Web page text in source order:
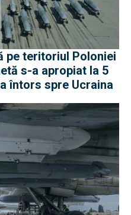
pe teritoriul Poloniei
s-a apropiat la 5
întors spre Ucraina